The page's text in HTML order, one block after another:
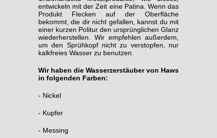
entwickeln mit der Zeit eine Patina. Wenn das
Produkt Flecken auf der Oberfläche
bekommt, die dir nicht gefallen, kannst du mit
einer kurzen Politur den ursprünglichen Glanz
wiederherstellen. Wir empfehlen außerdem,
um den Sprühkopf nicht zu verstopfen, nur
kalkfreies Wasser zu benutzen.
Wir haben die Wasserzerstäuber von Haws
in folgenden Farben:
- Nickel
- Kupfer
- Messing